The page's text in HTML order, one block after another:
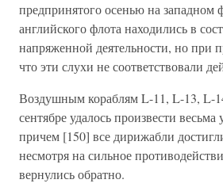
предпринятого осенью на западном
английского флота находились в
напряженной деятельности, но при
что эти слухи не соответствовали
Воздушным кораблям L-11, L-13, L-
сентябре удалось произвести
причем [150] все дирижабли
несмотря на сильное
вернулись обратно.